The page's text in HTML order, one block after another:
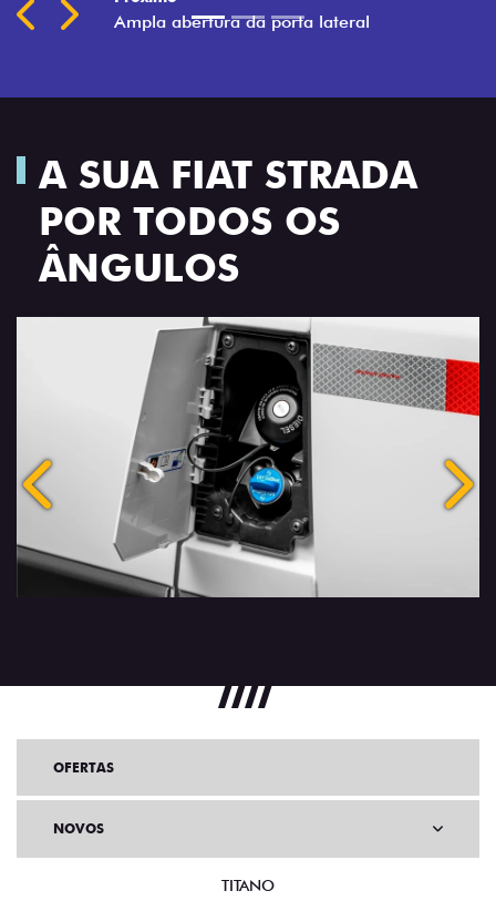
Previous
Next
A SUA FIAT STRADA
POR TODOS OS
ÂNGULOS
Anterior
OFERTAS
NOVOS
TITANO